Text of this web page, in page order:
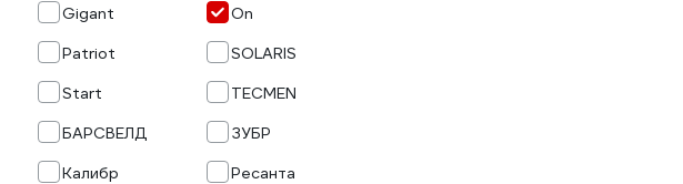
Gigant
On
Patriot
SOLARIS
Start
TECMEN
БАРСВЕЛД
ЗУБР
Калибр
Ресанта